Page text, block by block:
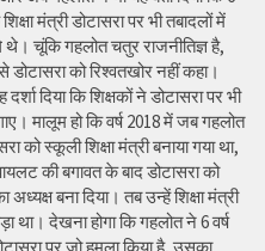
मंत्री डोटासरा पर भी तबादलों में
चूंकि गहलोत चतुर राजनीतिज्ञ है,
को रिश्वतखोर नहीं कहा।
दिया कि शिक्षकों ने डोटासरा पर भी
मालूम हो कि वर्ष 2018 में जब गहलोत
को स्कूली शिक्षा मंत्री बनाया गया था,
की बगावत के बाद डोटासरा को
बना दिया। तब उन्हें शिक्षा मंत्री
था। देखना होगा कि गहलोत ने 6 वर्ष